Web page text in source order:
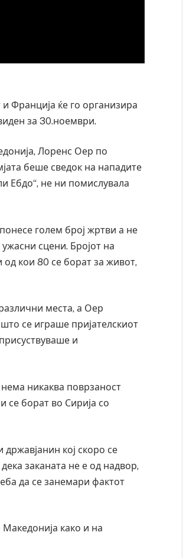
Франција ќе го организира
за 30.ноември.
Лоренс Оер по
беше сведок на нападите
Ебдо“, не ни помислувала
голем број жртви а не
сцени. Бројот на
од кои 80 се борат за живот,
места, а Оер
се играше пријателскиот
и
никаква поврзаност
се борат во Сирија со
кој скоро се
заканата не е од надвор,
да се занемари фактот
Македонија како и на
бомба експлодира пред зграда во
српски град – оштетени автомобили и